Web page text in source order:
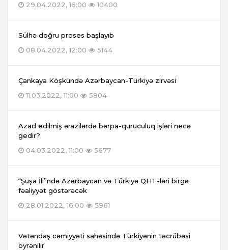
29.04.2022, 16:00
10400
Sülhə doğru proses başlayıb
08.04.2022, 12:00
5144
Çankaya Köşkündə Azərbaycan-Türkiyə zirvəsi
11.03.2022, 11:00
5804
Azad edilmiş ərazilərdə bərpa-quruculuq işləri necə
gedir?
04.03.2022, 11:00
5677
“Şuşa İli”ndə Azərbaycan və Türkiyə QHT-ləri birgə
fəaliyyət göstərəcək
28.01.2022, 16:00
5961
Vətəndaş cəmiyyəti sahəsində Türkiyənin təcrübəsi
öyrənilir